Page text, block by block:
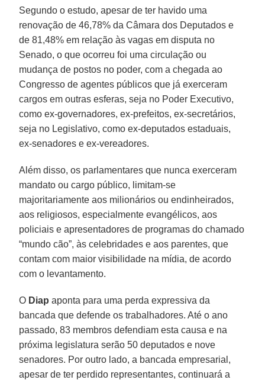
Segundo o estudo, apesar de ter havido uma
renovação de 46,78% da Câmara dos Deputados e
de 81,48% em relação às vagas em disputa no
Senado, o que ocorreu foi uma circulação ou
mudança de postos no poder, com a chegada ao
Congresso de agentes públicos que já exerceram
cargos em outras esferas, seja no Poder Executivo,
como ex-governadores, ex-prefeitos, ex-secretários,
seja no Legislativo, como ex-deputados estaduais,
ex-senadores e ex-vereadores.
Além disso, os parlamentares que nunca exerceram
mandato ou cargo público, limitam-se
majoritariamente aos milionários ou endinheirados,
aos religiosos, especialmente evangélicos, aos
policiais e apresentadores de programas do chamado
“mundo cão”, às celebridades e aos parentes, que
contam com maior visibilidade na mídia, de acordo
com o levantamento.
O Diap aponta para uma perda expressiva da
bancada que defende os trabalhadores. Até o ano
passado, 83 membros defendiam esta causa e na
próxima legislatura serão 50 deputados e nove
senadores. Por outro lado, a bancada empresarial,
apesar de ter perdido representantes, continuará a